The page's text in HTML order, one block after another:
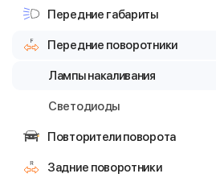
Передние габариты
Передние поворотники
Лампы накаливания
Светодиоды
Повторители поворота
Задние поворотники